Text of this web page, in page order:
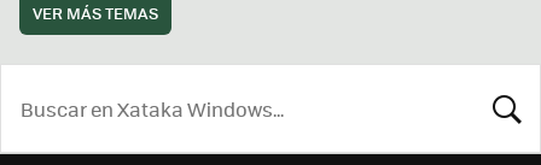
VER MÁS TEMAS